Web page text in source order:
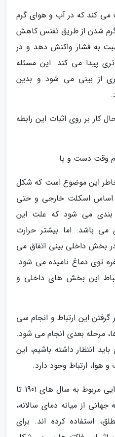
می کند که در آب و هوای گرم
گرم شدن از طریق تفنس کاهش
به فشار واکنش دهد و در
پیدا می کند. این مسئله
از بینی می شود و بدین
کار بر روی اثبات این رابطه
وقت دست و پا
این موضوع است که شکل
اساس اسکلت خارجی و حتی
می شود که علت این
می باشد. اما بیشتر حرارت
بخش داخلی بینی اتفاق می
توی دماغ نامیده می شود.
این بخش های داخلی و
این ارتباط و انجام سی
مرحله بعدی انجام می شود.
انتظار داشته باشیم، این
ارتباط وجود دارد.
محققین داده های آب و هوایی مربوط به سال های 1901 تا
جهانی از میانه دمای سالانه،
استفاده کرده اند. برای